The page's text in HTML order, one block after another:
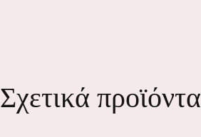
Σχετικά προϊόντα